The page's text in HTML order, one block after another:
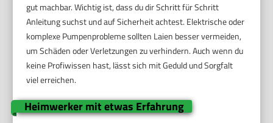
gut machbar. Wichtig ist, dass du dir Schritt für Schritt
Anleitung suchst und auf Sicherheit achtest. Elektrische oder
komplexe Pumpenprobleme sollten Laien besser vermeiden,
um Schäden oder Verletzungen zu verhindern. Auch wenn du
keine Profiwissen hast, lässt sich mit Geduld und Sorgfalt
viel erreichen.
Heimwerker mit etwas Erfahrung